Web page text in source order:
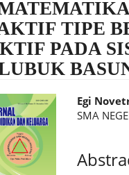
TIPE
PADA
Main
Article
Egi
SMA